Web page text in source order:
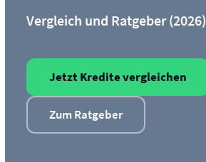
Vergleich und Ratgeber (2026)
Jetzt Kredite vergleichen
Zum Ratgeber